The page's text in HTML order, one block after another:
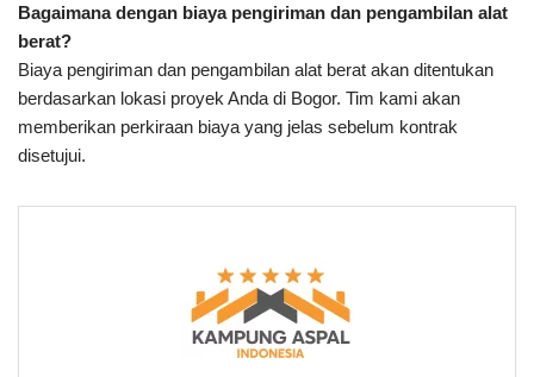
Bagaimana dengan biaya pengiriman dan pengambilan alat
berat?
Biaya pengiriman dan pengambilan alat berat akan ditentukan
berdasarkan lokasi proyek Anda di Bogor. Tim kami akan
memberikan perkiraan biaya yang jelas sebelum kontrak
disetujui.